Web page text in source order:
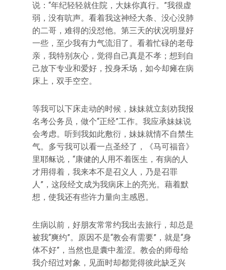
说：“年纪轻轻就住院，大妹你真行。”我很虚
弱，没有吭声。看着我这神经大条、没心没肺
的二哥，难得的没怼他。第三天的状况明显好
一些，至少我有力气流泪了。看着忙碌的老母
亲，我特别灰心，觉得自己真是不孝；想到自
己放下专业和爱好，投身禾场，如今却瘫在病
床上，双手空空。
等我可以下床走动的时候，妹妹就立刻劝我报
名考公务员，做个“正经”工作。我应承妹妹说
会考虑。听到我如此敷衍，妹妹就情不自禁生
气。多亏我可以看一点圣经了，《马可福音》
里耶稣说，“康健的人用不着医生，有病的人
才用得着，我来本不是召义人，乃是召罪
人”，这段经文成为我病床上的亮光。藉着默
想，使我还有些许力量向主感恩。
生病以前，好朋友常常约我出去旅行，却总是
被我“爽约”。原因不是“教会有需要”，就是“身
体不好”，当然也是囊中羞涩。教会的师母给
我介绍过对象，见面时却都觉得彼此缺乏兴